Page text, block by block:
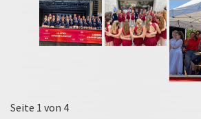
Seite 1 von 4